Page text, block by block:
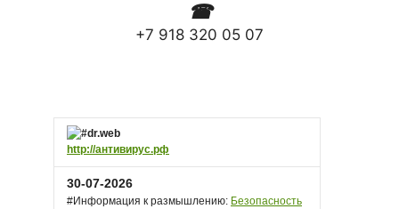
☎
+7 918 320 05 07
http://антивирус.рф
30-07-2026
#Информация к размышлению: Безопасность